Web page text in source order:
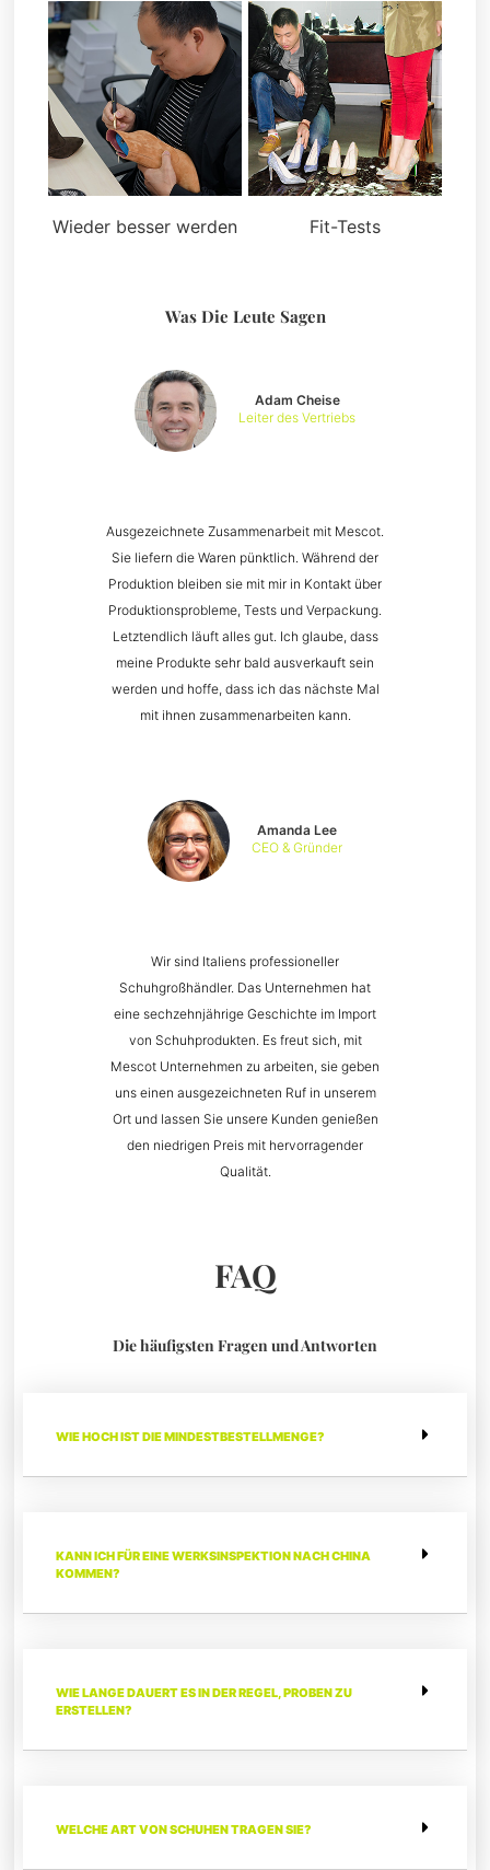
Wieder besser werden Fit-Tests
Was Die Leute Sagen
Wir sind Italiens professioneller
Schuhgroßhändler. Das Unternehmen hat
eine sechzehnjährige Geschichte im Import
von Schuhprodukten. Es freut sich, mit
Mescot Unternehmen zu arbeiten, sie geben
uns einen ausgezeichneten Ruf in unserem
Ort und lassen Sie unsere Kunden genießen
den niedrigen Preis mit hervorragender
Qualität.
Amanda Lee
CEO & Gründer
Ausgezeichnete Zusammenarbeit mit Mescot.
Sie liefern die Waren pünktlich. Während der
Produktion bleiben sie mit mir in Kontakt über
Produktionsprobleme, Tests und Verpackung.
Letztendlich läuft alles gut. Ich glaube, dass
meine Produkte sehr bald ausverkauft sein
werden und hoffe, dass ich das nächste Mal
mit ihnen zusammenarbeiten kann.
Adam Cheise
Leiter des Vertriebs
FAQ
Die häufigsten Fragen und Antworten
WIE HOCH IST DIE MINDESTBESTELLMENGE?
KANN ICH FÜR EINE WERKSINSPEKTION NACH CHINA
KOMMEN?
WIE LANGE DAUERT ES IN DER REGEL, PROBEN ZU
ERSTELLEN?
WELCHE ART VON SCHUHEN TRAGEN SIE?